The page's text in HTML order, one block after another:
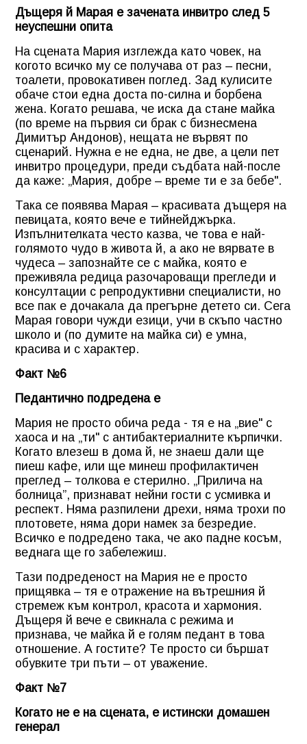
Дъщеря й Марая е зачената инвитро след 5
неуспешни опита
На сцената Мария изглежда като човек, на
когото всичко му се получава от раз – песни,
тоалети, провокативен поглед. Зад кулисите
обаче стои една доста по-силна и борбена
жена. Когато решава, че иска да стане майка
(по време на първия си брак с бизнесмена
Димитър Андонов), нещата не вървят по
сценарий. Нужна е не една, не две, а цели пет
инвитро процедури, преди съдбата най-после
да каже: „Мария, добре – време ти е за бебе".
Така се появява Марая – красивата дъщеря на
певицата, която вече е тийнейджърка.
Изпълнителката често казва, че това е най-
голямото чудо в живота й, а ако не вярвате в
чудеса – запознайте се с майка, която е
преживяла редица разочароващи прегледи и
консултации с репродуктивни специалисти, но
все пак е дочакала да прегърне детето си. Сега
Марая говори чужди езици, учи в скъпо частно
школо и (по думите на майка си) е умна,
красива и с характер.
Факт №6
Педантично подредена е
Мария не просто обича реда - тя е на „вие" с
хаоса и на „ти" с антибактериалните кърпички.
Когато влезеш в дома й, не знаеш дали ще
пиеш кафе, или ще минеш профилактичен
преглед – толкова е стерилно. „Прилича на
болница”, признават нейни гости с усмивка и
респект. Няма разпилени дрехи, няма трохи по
плотовете, няма дори намек за безредие.
Всичко е подредено така, че ако падне косъм,
веднага ще го забележиш.
Тази подреденост на Мария не е просто
прищявка – тя е отражение на вътрешния й
стремеж към контрол, красота и хармония.
Дъщеря й вече е свикнала с режима и
признава, че майка й е голям педант в това
отношение. А гостите? Те просто си бършат
обувките три пъти – от уважение.
Факт №7
Когато не е на сцената, е истински домашен
генерал